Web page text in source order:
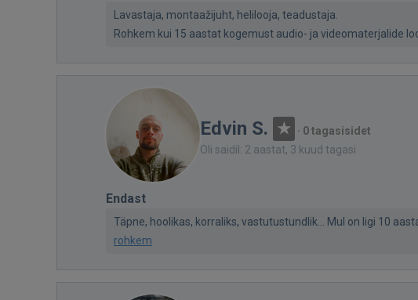
Lavastaja, montaažijuht, helilooja, teadustaja.
Rohkem kui 15 aastat kogemust audio- ja videomaterjalide
Edvin S. · 0 tagasisidet
Oli saidil: 2 aastat, 3 kuud tagasi
Endast
Täpne, hoolikas, korraliks, vastutustundlik... Mul on ligi 10
rohkem